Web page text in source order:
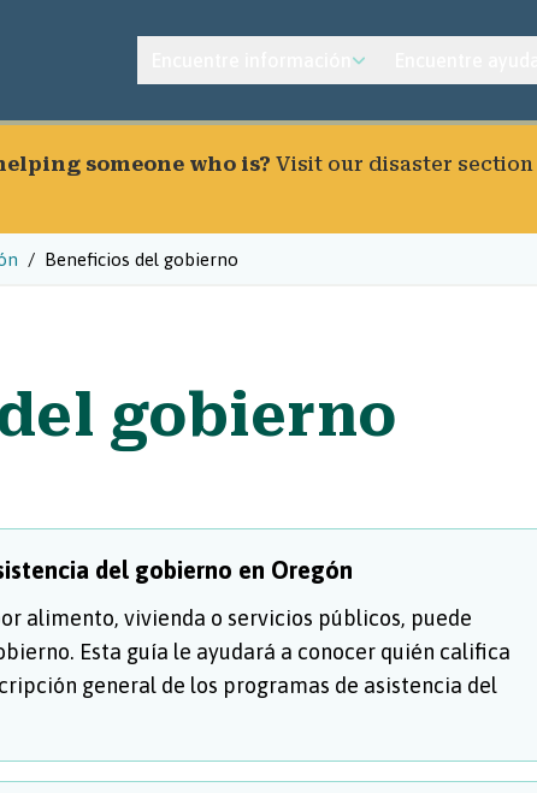
someone who is? Visit our disaster section
Beneficios del gobierno
gobierno
del gobierno en Oregón
alimento, vivienda o servicios públicos, puede
Esta guía le ayudará a conocer quién califica
general de los programas de asistencia del